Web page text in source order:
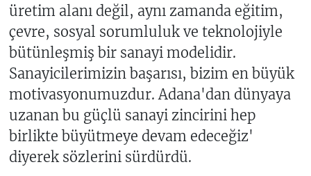
üretim alanı değil, aynı zamanda eğitim,
çevre, sosyal sorumluluk ve teknolojiyle
bütünleşmiş bir sanayi modelidir.
Sanayicilerimizin başarısı, bizim en büyük
motivasyonumuzdur. Adana'dan dünyaya
uzanan bu güçlü sanayi zincirini hep
birlikte büyütmeye devam edeceğiz'
diyerek sözlerini sürdürdü.